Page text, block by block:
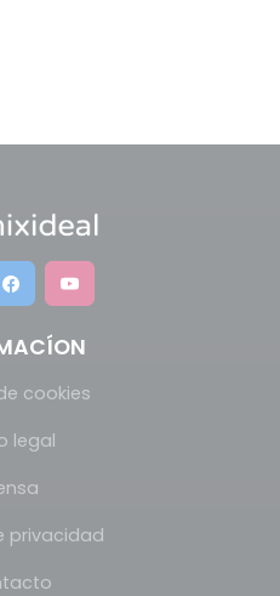
cookies
legal
privacidad